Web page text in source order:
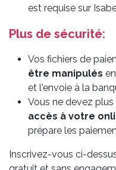
est requise sur
Plus de sécurité:
Vos fichiers de
être manipulés
et l'envoie à la
Vous ne devez
accès à votre
prépare les
Inscrivez-vous ci-